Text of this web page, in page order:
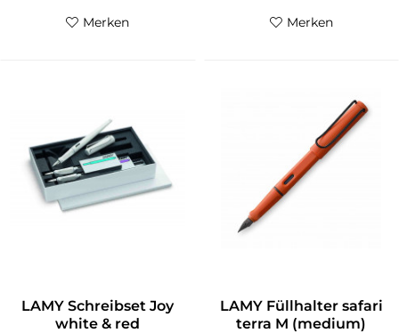
Merken Merken
LAMY Schreibset Joy
white & red
LAMY Füllhalter safari
terra M (medium)